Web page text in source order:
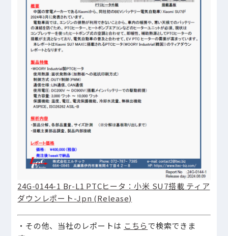
24G-0144-1 Br-L1 PTCヒータ：小米 SU7搭載 ティア
ダウンレポート-Jpn (Release)
・その他、当社のレポートは こちらで検索できま